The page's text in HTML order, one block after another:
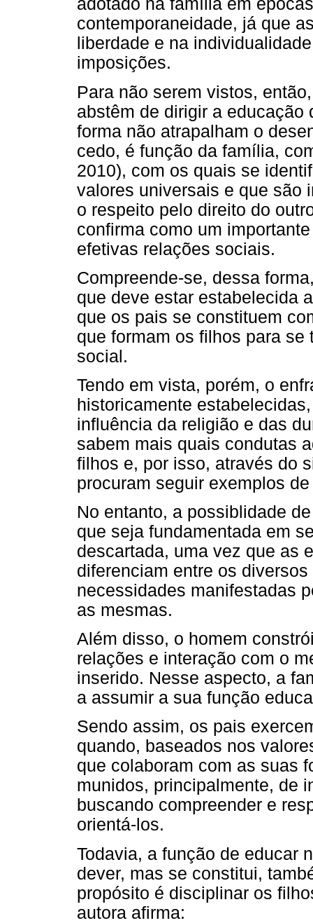
adotado na família em
contemporaneidade, já que
liberdade e na
imposições.
Para não serem vistos,
abstêm de dirigir a
forma não atrapalham o
cedo, é função da família,
2010), com os quais se
valores universais e que são
o respeito pelo direito do
confirma como um
efetivas relações sociais.
Compreende-se, dessa
que deve estar estabelecida
que os pais se constituem
que formam os filhos para
social.
Tendo em vista, porém, o
historicamente
influência da religião e das
sabem mais quais condutas
filhos e, por isso, através do
procuram seguir exemplos
No entanto, a possiblidade
que seja fundamentada em
descartada, uma vez que as
diferenciam entre os
necessidades manifestadas
as mesmas.
Além disso, o homem
relações e interação com o
inserido. Nesse aspecto, a
a assumir a sua função
Sendo assim, os pais
quando, baseados nos
que colaboram com as suas
munidos, principalmente, de
buscando compreender e
orientá-los.
Todavia, a função de educar
dever, mas se constitui,
propósito é disciplinar os
autora afirma: